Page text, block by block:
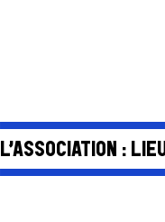
L’ASSOCIATION :